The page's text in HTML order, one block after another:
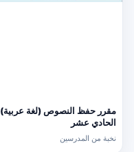
مقرر حفظ النصوص (لغة عربية)
الحادي عشر
نخبة من المدرسين